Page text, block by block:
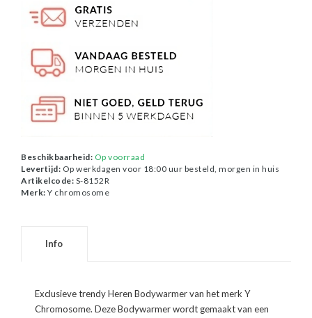
Beschikbaarheid: Op voorraad
Levertijd: Op werkdagen voor 18:00 uur besteld, morgen in huis
Artikelcode: S-8152R
Merk: Y chromosome
Info
Exclusieve trendy Heren Bodywarmer van het merk Y
Chromosome. Deze Bodywarmer wordt gemaakt van een